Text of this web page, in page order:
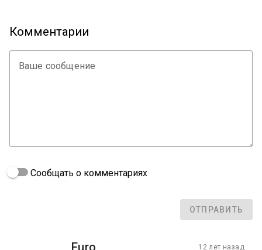
Комментарии
Ваше сообщение
Сообщать о комментариях
ОТПРАВИТЬ
Euro 12 лет назад